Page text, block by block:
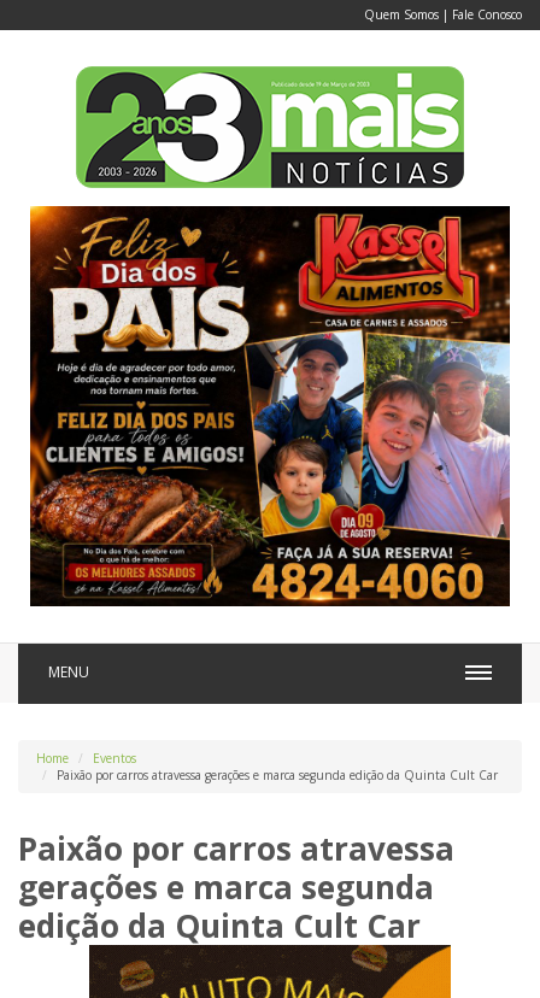
Quem Somos | Fale Conosco
MENU
Home
Eventos
Paixão por carros atravessa gerações e marca segunda edição da Quinta Cult Car
Paixão por carros atravessa
gerações e marca segunda
edição da Quinta Cult Car